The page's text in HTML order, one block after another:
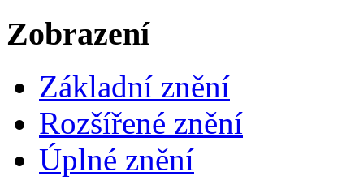
Zobrazení
Základní znění
Rozšířené znění
Úplné znění